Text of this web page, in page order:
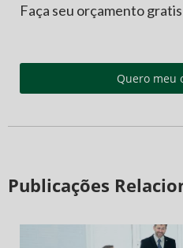
Faça seu orçamento
Quero meu
Publicações